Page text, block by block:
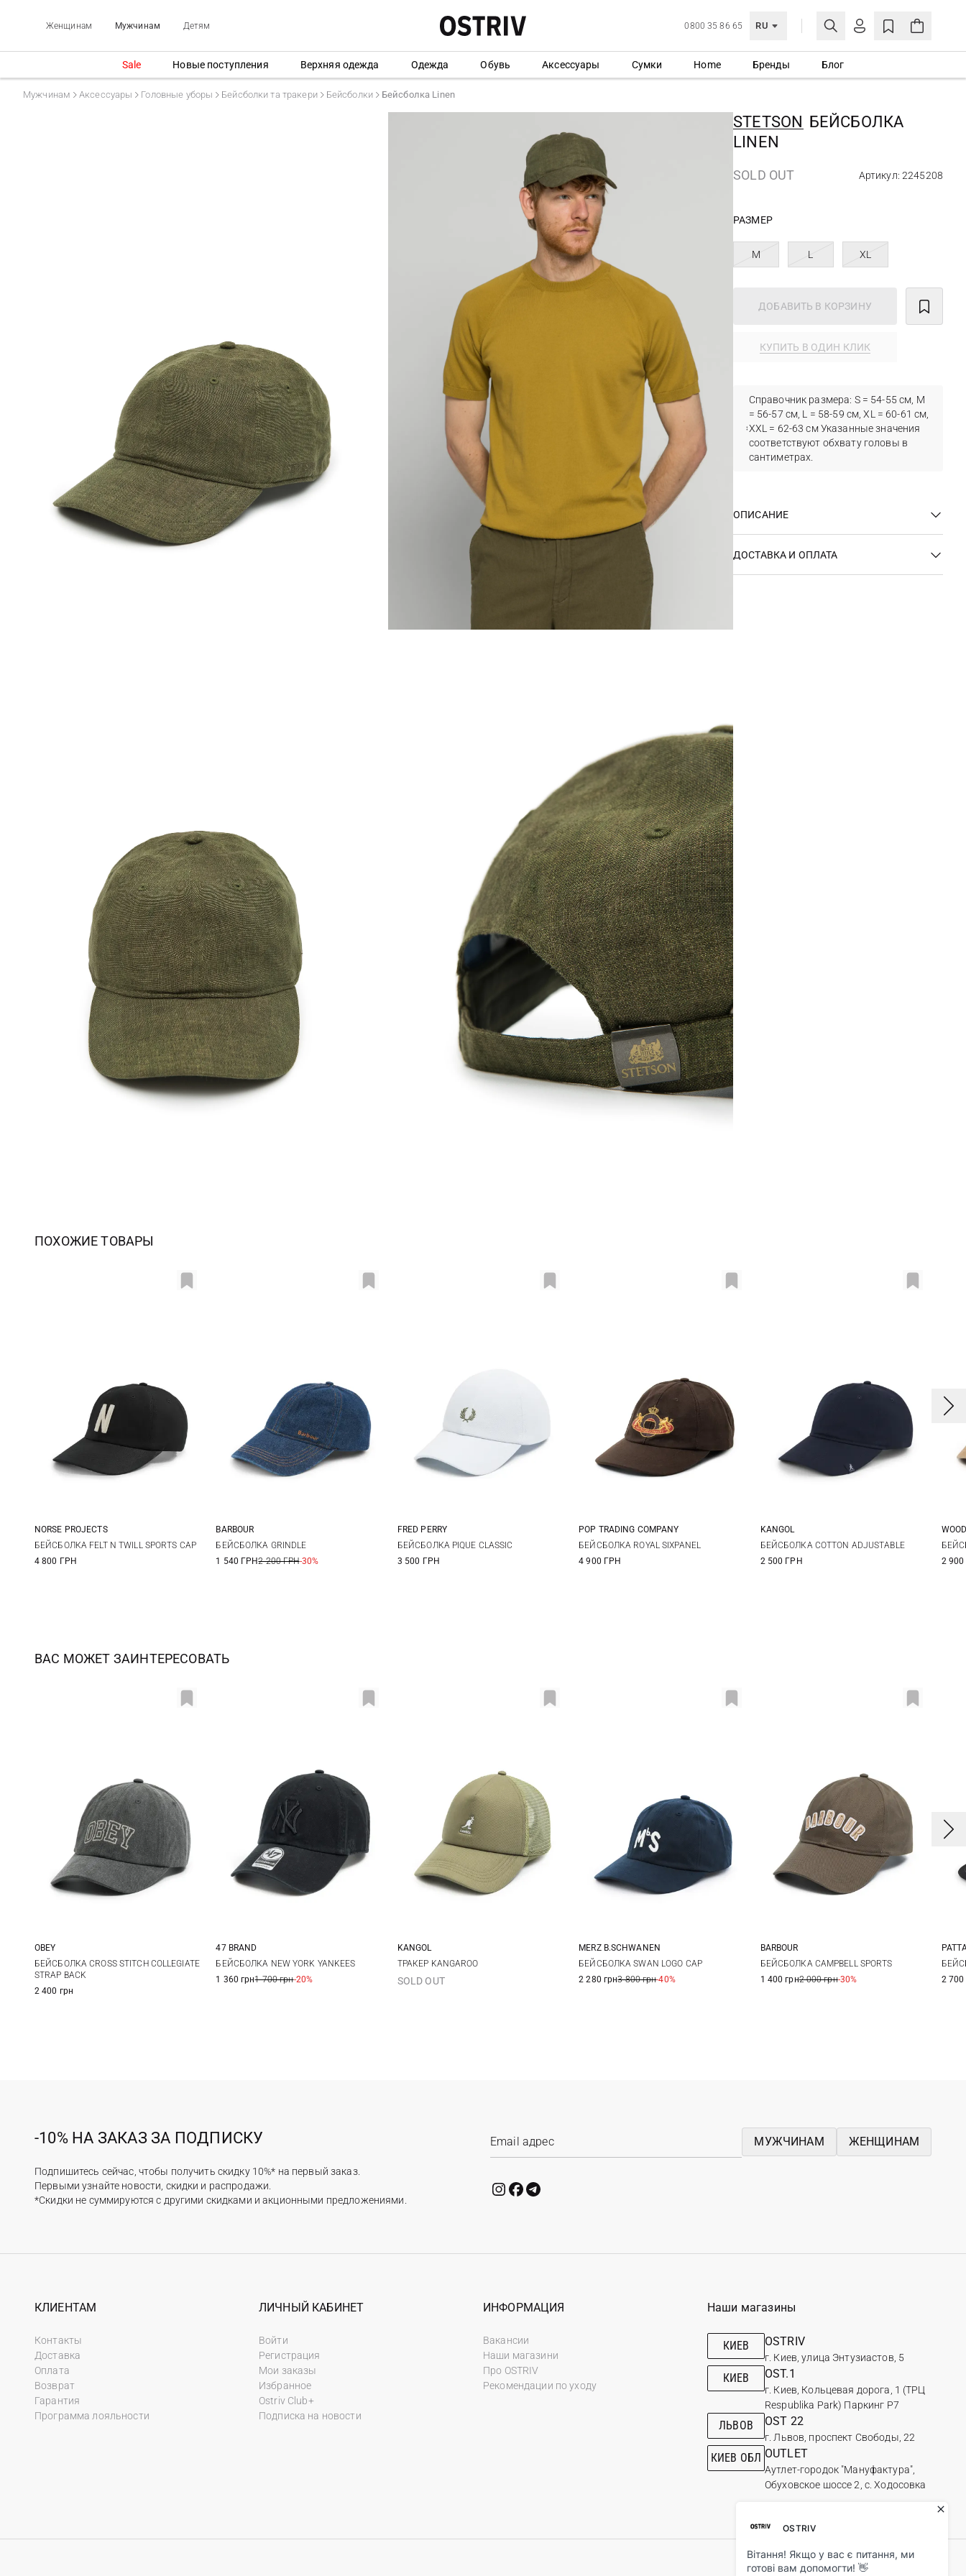
Женщинам Мужчинам Детям 0800 35 86 65 RU
ЛИЧНЫЙ КАБИНЕТ
Sale Новые поступления Верхняя одежда Одежда Обувь Аксессуары Сумки Home Бренды Блог
Мужчинам Аксессуары Головные уборы Бейсболки та тракери Бейсболки Бейсболка Linen
STETSON БЕЙСБОЛКА
LINEN
SOLD OUT Артикул: 2245208
РАЗМЕР
M L XL
ДОБАВИТЬ В КОРЗИНУ
КУПИТЬ В ОДИН КЛИК
Справочник размера: S = 54-55 см, M
= 56-57 см, L = 58-59 см, XL = 60-61 см,
XXL = 62-63 см Указанные значения
соответствуют обхвату головы в
сантиметрах.
ОПИСАНИЕ
ДОСТАВКА И ОПЛАТА
ПОХОЖИЕ ТОВАРЫ
One size
NORSE PROJECTS
БЕЙСБОЛКА FELT N TWILL SPORTS CAP
4 800 ГРН
One size
BARBOUR
БЕЙСБОЛКА GRINDLE
1 540 ГРН2 200 ГРН-30%
One size
FRED PERRY
БЕЙСБОЛКА PIQUE CLASSIC
3 500 ГРН
One size
POP TRADING COMPANY
БЕЙСБОЛКА ROYAL SIXPANEL
4 900 ГРН
One size
KANGOL
БЕЙСБОЛКА COTTON ADJUSTABLE
2 500 ГРН
2
ВАС МОЖЕТ ЗАИНТЕРЕСОВАТЬ
One size
OBEY
БЕЙСБОЛКА CROSS STITCH COLLEGIATE
STRAP BACK
2 400 грн
One size
47 BRAND
БЕЙСБОЛКА NEW YORK YANKEES
1 360 грн1 700 грн-20%
One size
KANGOL
ТРАКЕР KANGAROO
SOLD OUT
One size
MERZ B.SCHWANEN
БЕЙСБОЛКА SWAN LOGO CAP
2 280 грн3 800 грн-40%
One size
BARBOUR
БЕЙСБОЛКА CAMPBELL SPORTS
1 400 грн2 000 грн-30%
2 700
-10% НА ЗАКАЗ ЗА ПОДПИСКУ
Подпишитесь сейчас, чтобы получить скидку 10%* на первый заказ.
Первыми узнайте новости, скидки и распродажи.
*Скидки не суммируются с другими скидками и акционными предложениями.
МУЖЧИНАМ ЖЕНЩИНАМ
КЛИЕНТАМ
Контакты
Доставка
Оплата
Возврат
Гарантия
Программа лояльности
ЛИЧНЫЙ КАБИНЕТ
Войти
Регистрация
Мои заказы
Избранное
Ostriv Club+
Подписка на новости
ИНФОРМАЦИЯ
Вакансии
Наши магазини
Про OSTRIV
Рекомендации по уходу
Наши магазины
КИЕВ OSTRIV
г. Киев, улица Энтузиастов, 5
КИЕВ OST.1
г. Киев, Кольцевая дорога, 1 (ТРЦ
Respublika Park) Паркинг Р7
ЛЬВОВ OST 22
г. Львов, проспект Свободы, 22
КИЕВ ОБЛ OUTLET
Аутлет-городок "Мануфактура",
Обуховское шоссе 2, с. Ходосовка